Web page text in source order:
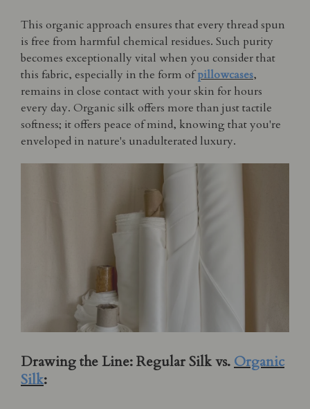
This organic approach ensures that every thread spun
is free from harmful chemical residues. Such purity
becomes exceptionally vital when you consider that
this fabric, especially in the form ofpillowcases,
remains in close contact with your skin for hours
every day. Organic silk offers more than just tactile
softness; it offers peace of mind, knowing that you're
enveloped in nature's unadulterated luxury.
Drawing the Line: Regular Silk vs. Organic
Silk: